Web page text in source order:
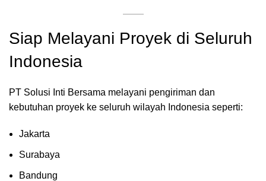
Siap Melayani Proyek di Seluruh
Indonesia
PT Solusi Inti Bersama melayani pengiriman dan
kebutuhan proyek ke seluruh wilayah Indonesia seperti:
Jakarta
Surabaya
Bandung